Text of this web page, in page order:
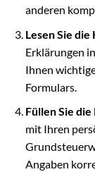
anderen
Lesen Sie
Erklärungen
Ihnen
Formulars.
Füllen Sie
mit Ihren
Angaben